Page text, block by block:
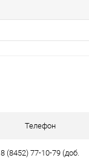
Телефон
8 (8452) 77-10-79 (доб.